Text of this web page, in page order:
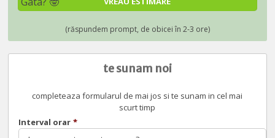
te sunam noi
completeaza formularul de mai jos si te sunam in cel mai
scurt timp
Interval orar *